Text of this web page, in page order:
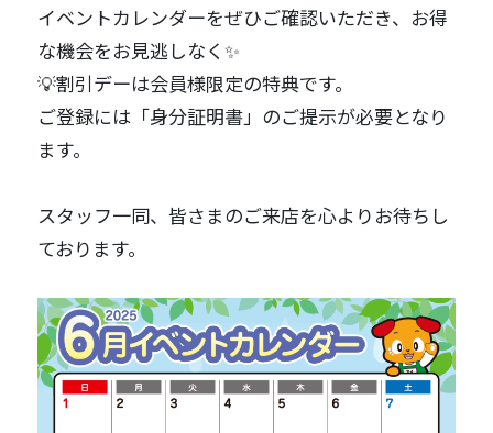
イベントカレンダーをぜひご確認いただき、お得
な機会をお見逃しなく✨
💡割引デーは会員様限定の特典です。
ご登録には「身分証明書」のご提示が必要となり
ます。
スタッフ一同、皆さまのご来店を心よりお待ちし
ております。